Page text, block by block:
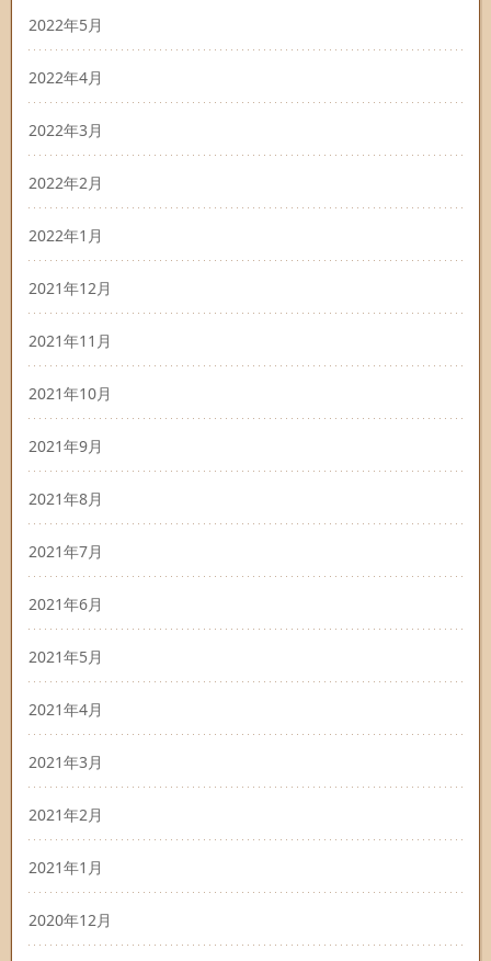
2022年5月
2022年4月
2022年3月
2022年2月
2022年1月
2021年12月
2021年11月
2021年10月
2021年9月
2021年8月
2021年7月
2021年6月
2021年5月
2021年4月
2021年3月
2021年2月
2021年1月
2020年12月